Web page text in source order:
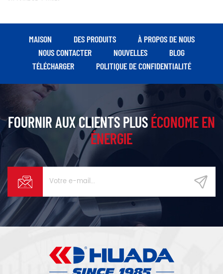
nombreux avantages de nos
produits
MAISON DES PRODUITS
À PROPOS DE NOUS
NOUS CONTACTER
NOUVELLES
BLOG
TÉLÉCHARGER
POLITIQUE DE CONFIDENTIALITÉ
FOURNIR AUX CLIENTS PLUSÉCONOME EN
ÉNERGIE